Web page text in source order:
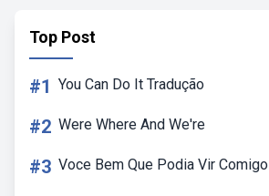
Top Post
#1 You Can Do It Tradução
#2 Were Where And We're
#3 Voce Bem Que Podia Vir Comigo